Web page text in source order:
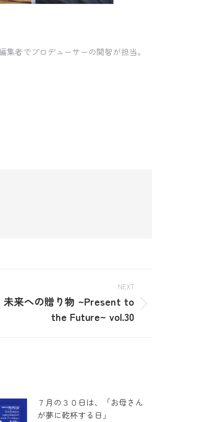
者でプロデューサーの関智が担当。
NEXT
未来への贈り物 ~Present to
the Future~ vol.30
７月の３０日は、「お母さん
が夢に乾杯する日」